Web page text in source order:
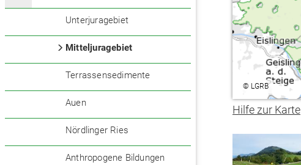
Unterjuragebiet
Mitteljuragebiet
Terrassensedimente
Auen
Nördlinger Ries
Anthropogene Bildungen
© LGRB
Hilfe zur Karte